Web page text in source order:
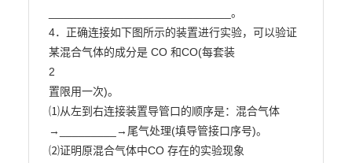
_____________________________。
4．正确连接如下图所示的装置进行实验，可以验证
某混合气体的成分是 CO 和CO(每套装
2
置限用一次)。
⑴从左到右连接装置导管口的顺序是：混合气体
→_________→尾气处理(填导管接口序号)。
⑵证明原混合气体中CO 存在的实验现象